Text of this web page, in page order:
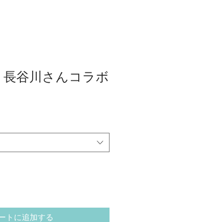
谷川さんコラボ
トに追加する